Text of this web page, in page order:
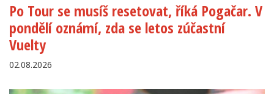
Po Tour se musíš resetovat, říká Pogačar. V
pondělí oznámí, zda se letos zúčastní
Vuelty
02.08.2026